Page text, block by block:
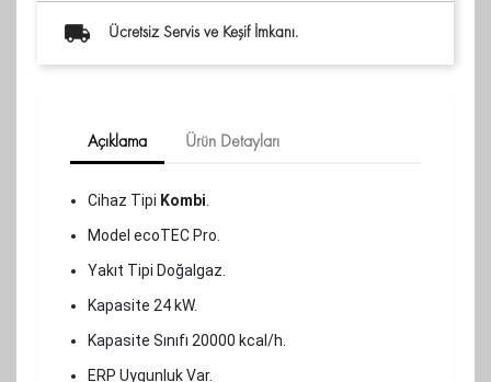
Ücretsiz Servis ve Keşif İmkanı.
Açıklama Ürün Detayları
Cihaz Tipi Kombi.
Model ecoTEC Pro.
Yakıt Tipi Doğalgaz.
Kapasite 24 kW.
Kapasite Sınıfı 20000 kcal/h.
ERP Uygunluk Var.